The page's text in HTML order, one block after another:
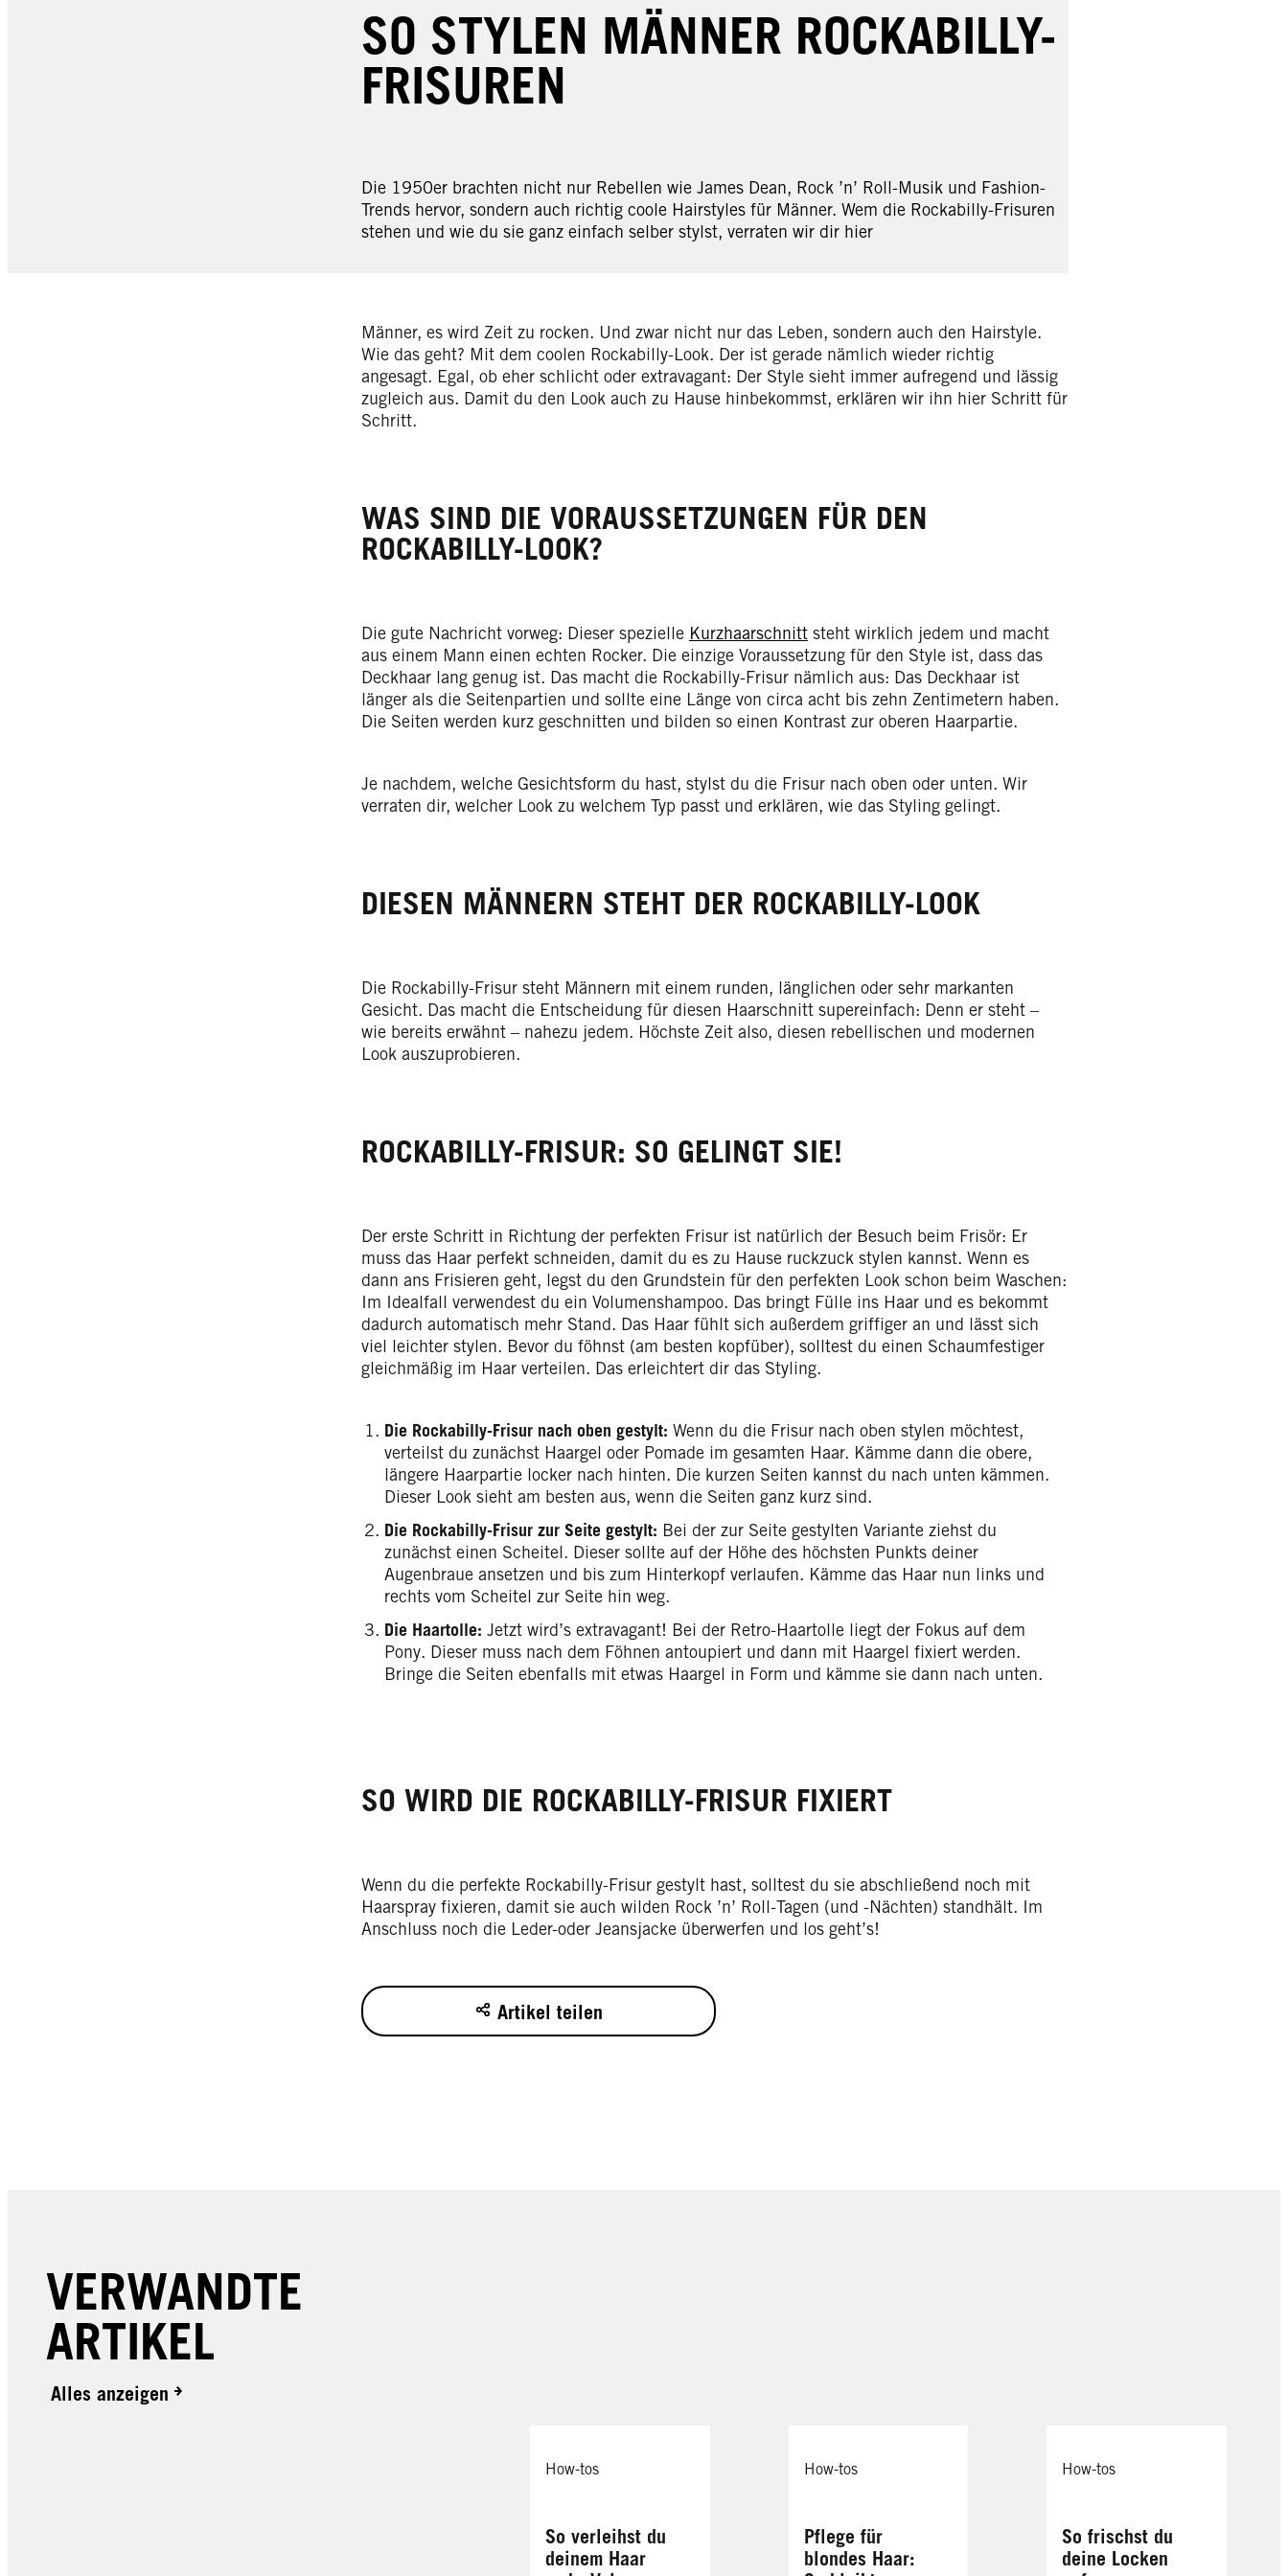
SO STYLEN MÄNNER ROCKABILLY-
FRISUREN
Die 1950er brachten nicht nur Rebellen wie James Dean, Rock ’n’ Roll-Musik und Fashion-
Trends hervor, sondern auch richtig coole Hairstyles für Männer. Wem die Rockabilly-Frisuren
stehen und wie du sie ganz einfach selber stylst, verraten wir dir hier
Männer, es wird Zeit zu rocken. Und zwar nicht nur das Leben, sondern auch den Hairstyle.
Wie das geht? Mit dem coolen Rockabilly-Look. Der ist gerade nämlich wieder richtig
angesagt. Egal, ob eher schlicht oder extravagant: Der Style sieht immer aufregend und lässig
zugleich aus. Damit du den Look auch zu Hause hinbekommst, erklären wir ihn hier Schritt für
Schritt.
WAS SIND DIE VORAUSSETZUNGEN FÜR DEN
ROCKABILLY-LOOK?
Die gute Nachricht vorweg: Dieser spezielle Kurzhaarschnittsteht wirklich jedem und macht
aus einem Mann einen echten Rocker. Die einzige Voraussetzung für den Style ist, dass das
Deckhaar lang genug ist. Das macht die Rockabilly-Frisur nämlich aus: Das Deckhaar ist
länger als die Seitenpartien und sollte eine Länge von circa acht bis zehn Zentimetern haben.
Die Seiten werden kurz geschnitten und bilden so einen Kontrast zur oberen Haarpartie.
Je nachdem, welche Gesichtsform du hast, stylst du die Frisur nach oben oder unten. Wir
verraten dir, welcher Look zu welchem Typ passt und erklären, wie das Styling gelingt.
DIESEN MÄNNERN STEHT DER ROCKABILLY-LOOK
Die Rockabilly-Frisur steht Männern mit einem runden, länglichen oder sehr markanten
Gesicht. Das macht die Entscheidung für diesen Haarschnitt supereinfach: Denn er steht –
wie bereits erwähnt – nahezu jedem. Höchste Zeit also, diesen rebellischen und modernen
Look auszuprobieren.
ROCKABILLY-FRISUR: SO GELINGT SIE!
Der erste Schritt in Richtung der perfekten Frisur ist natürlich der Besuch beim Frisör: Er
muss das Haar perfekt schneiden, damit du es zu Hause ruckzuck stylen kannst. Wenn es
dann ans Frisieren geht, legst du den Grundstein für den perfekten Look schon beim Waschen:
Im Idealfall verwendest du ein Volumenshampoo. Das bringt Fülle ins Haar und es bekommt
dadurch automatisch mehr Stand. Das Haar fühlt sich außerdem griffiger an und lässt sich
viel leichter stylen. Bevor du föhnst (am besten kopfüber), solltest du einen Schaumfestiger
gleichmäßig im Haar verteilen. Das erleichtert dir das Styling.
Die Rockabilly-Frisur nach oben gestylt: Wenn du die Frisur nach oben stylen möchtest,
verteilst du zunächst Haargel oder Pomade im gesamten Haar. Kämme dann die obere,
längere Haarpartie locker nach hinten. Die kurzen Seiten kannst du nach unten kämmen.
Dieser Look sieht am besten aus, wenn die Seiten ganz kurz sind.
Die Rockabilly-Frisur zur Seite gestylt: Bei der zur Seite gestylten Variante ziehst du
zunächst einen Scheitel. Dieser sollte auf der Höhe des höchsten Punkts deiner
Augenbraue ansetzen und bis zum Hinterkopf verlaufen. Kämme das Haar nun links und
rechts vom Scheitel zur Seite hin weg.
Die Haartolle: Jetzt wird’s extravagant! Bei der Retro-Haartolle liegt der Fokus auf dem
Pony. Dieser muss nach dem Föhnen antoupiert und dann mit Haargel fixiert werden.
Bringe die Seiten ebenfalls mit etwas Haargel in Form und kämme sie dann nach unten.
SO WIRD DIE ROCKABILLY-FRISUR FIXIERT
Wenn du die perfekte Rockabilly-Frisur gestylt hast, solltest du sie abschließend noch mit
Haarspray fixieren, damit sie auch wilden Rock ’n’ Roll-Tagen (und -Nächten) standhält. Im
Anschluss noch die Leder-oder Jeansjacke überwerfen und los geht’s!
Artikel teilen
VERWANDTE
ARTIKEL
Alles anzeigen
How-tos
So verleihst du
deinem Haar
How-tos
Pflege für
blondes Haar:
How-tos
So frischst du
deine Locken